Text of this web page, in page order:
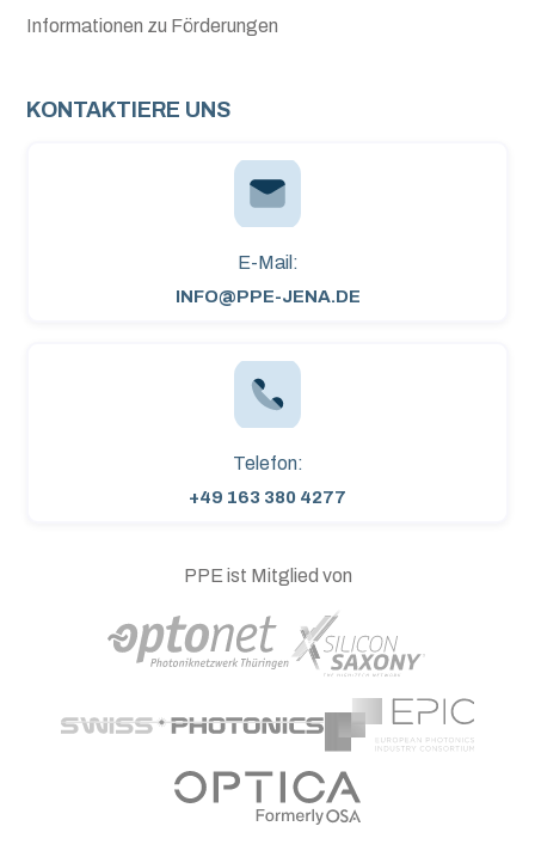
Informationen zu Förderungen
KONTAKTIERE UNS
E-Mail:
INFO@PPE-JENA.DE
Telefon:
+49 163 380 4277
PPE ist Mitglied von